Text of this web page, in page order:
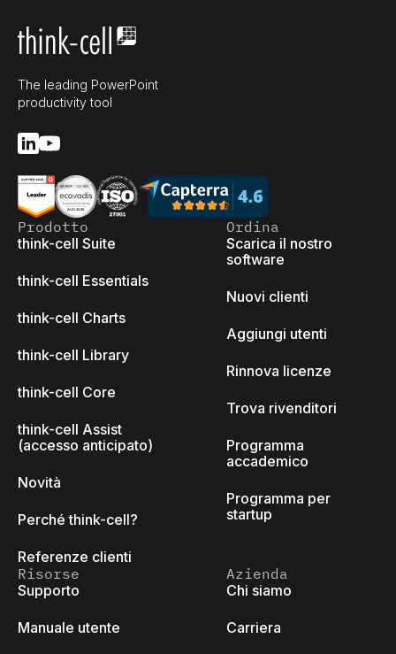
The leading PowerPoint
productivity tool
Prodotto
think-cell Suite
think-cell Essentials
think-cell Charts
think-cell Library
think-cell Core
think-cell Assist
(accesso anticipato)
Novità
Perché think-cell?
Referenze clienti
Ordina
Scarica il nostro
software
Nuovi clienti
Aggiungi utenti
Rinnova licenze
Trova rivenditori
Programma
accademico
Programma per
startup
Risorse
Supporto
Manuale utente
Azienda
Chi siamo
Carriera